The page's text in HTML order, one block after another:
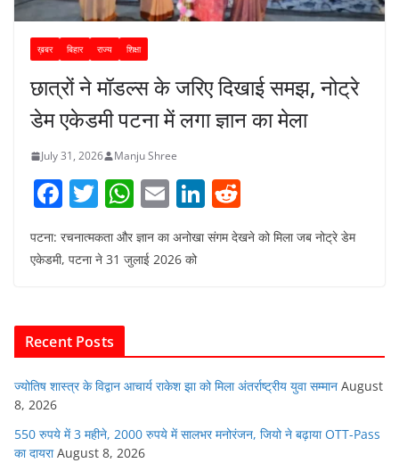
ख़बर बिहार राज्य शिक्षा
छात्रों ने मॉडल्स के जरिए दिखाई समझ, नोट्रे
डेम एकेडमी पटना में लगा ज्ञान का मेला
July 31, 2026 Manju Shree
F
c
o
o
k
T
itt
W
at
p
E
m
ai
Li
n
k
e
d
पटना: रचनात्मकता और ज्ञान का अनोखा संगम देखने को मिला जब नोट्रे डेम
एकेडमी, पटना ने 31 जुलाई 2026 को
Recent Posts
ज्योतिष शास्त्र के विद्वान आचार्य राकेश झा को मिला अंतर्राष्ट्रीय युवा सम्मान August
8, 2026
550 रुपये में 3 महीने, 2000 रुपये में सालभर मनोरंजन, जियो ने बढ़ाया OTT-Pass
का दायरा August 8, 2026